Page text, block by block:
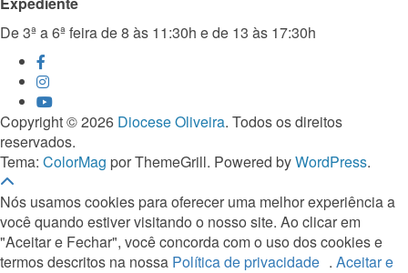
De 3ª a 6ª feira de 8 às 11:30h e de 13 às 17:30h
Copyright © 2026 Diocese Oliveira. Todos os direitos
reservados.
Tema: ColorMag por ThemeGrill. Powered byWordPress.
Nós usamos cookies para oferecer uma melhor experiência a
você quando estiver visitando o nosso site. Ao clicar em
"Aceitar e Fechar", você concorda com o uso dos cookies e
termos descritos na nossa Política de privacidade . Aceitar e